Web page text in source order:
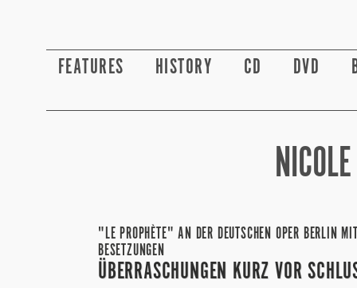
FEATURES HISTORY CD DVD
"LE PROPHÈTE" AN DER DEUTSCHEN OPER BERLIN
BESETZUNGEN
ÜBERRASCHUNGEN KURZ VOR